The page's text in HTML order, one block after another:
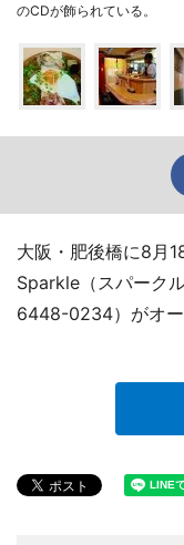
のCDが飾られている。
大阪・肥後橋に8月
Sparkle（スパーク
6448-0234）がオー